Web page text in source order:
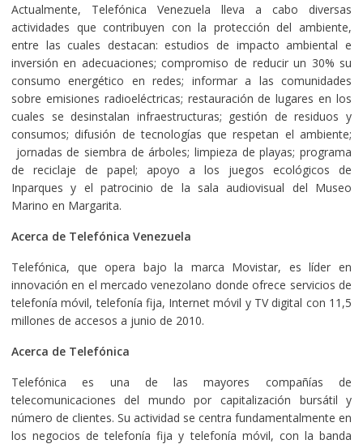
Actualmente, Telefónica Venezuela lleva a cabo diversas
actividades que contribuyen con la protección del ambiente,
entre las cuales destacan: estudios de impacto ambiental e
inversión en adecuaciones; compromiso de reducir un 30% su
consumo energético en redes; informar a las comunidades
sobre emisiones radioeléctricas; restauración de lugares en los
cuales se desinstalan infraestructuras; gestión de residuos y
consumos; difusión de tecnologías que respetan el ambiente;
jornadas de siembra de árboles; limpieza de playas; programa
de reciclaje de papel; apoyo a los juegos ecológicos de
Inparques y el patrocinio de la sala audiovisual del Museo
Marino en Margarita.
Acerca de Telefónica Venezuela
Telefónica, que opera bajo la marca Movistar, es líder en
innovación en el mercado venezolano donde ofrece servicios de
telefonía móvil, telefonía fija, Internet móvil y TV digital con 11,5
millones de accesos a junio de 2010.
Acerca de Telefónica
Telefónica es una de las mayores compañías de
telecomunicaciones del mundo por capitalización bursátil y
número de clientes. Su actividad se centra fundamentalmente en
los negocios de telefonía fija y telefonía móvil, con la banda